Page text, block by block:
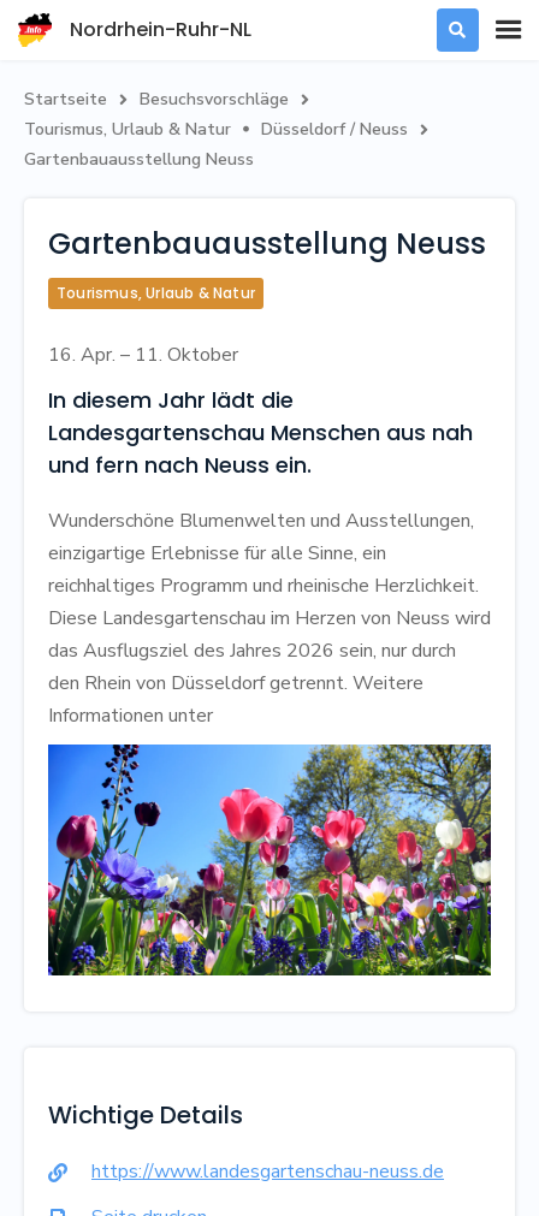
Nordrhein-Ruhr-NL 
Startseite  Besuchsvorschläge 
Tourismus, Urlaub & Natur  Düsseldorf / Neuss 
Gartenbauausstellung Neuss
Gartenbauausstellung Neuss
Tourismus, Urlaub & Natur
16. Apr. – 11. Oktober
In diesem Jahr lädt die
Landesgartenschau Menschen aus nah
und fern nach Neuss ein.
Wunderschöne Blumenwelten und Ausstellungen,
einzigartige Erlebnisse für alle Sinne, ein
reichhaltiges Programm und rheinische Herzlichkeit.
Diese Landesgartenschau im Herzen von Neuss wird
das Ausflugsziel des Jahres 2026 sein, nur durch
den Rhein von Düsseldorf getrennt. Weitere
Informationen unter
Wichtige Details
 https://www.landesgartenschau-neuss.de